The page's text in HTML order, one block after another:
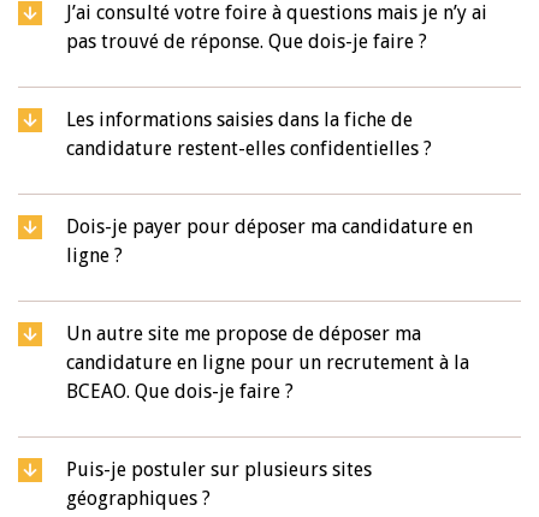
J’ai consulté votre foire à questions mais je n’y ai
pas trouvé de réponse. Que dois-je faire ?
Les informations saisies dans la fiche de
candidature restent-elles confidentielles ?
Dois-je payer pour déposer ma candidature en
ligne ?
Un autre site me propose de déposer ma
candidature en ligne pour un recrutement à la
BCEAO. Que dois-je faire ?
Puis-je postuler sur plusieurs sites
géographiques ?